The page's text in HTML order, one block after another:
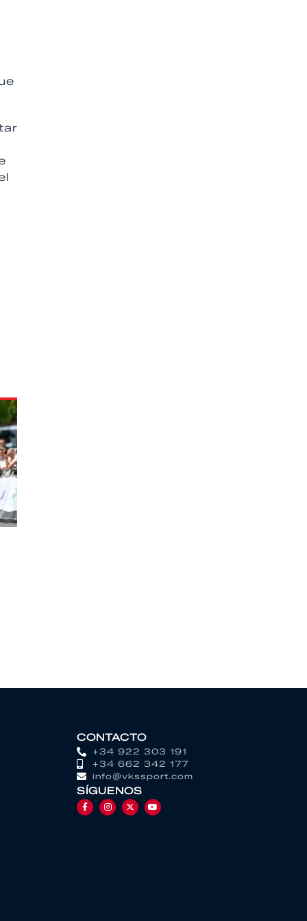
CONTACTO
+34 922 303 191
+34 662 342 177
info@vkssport.com
SÍGUENOS